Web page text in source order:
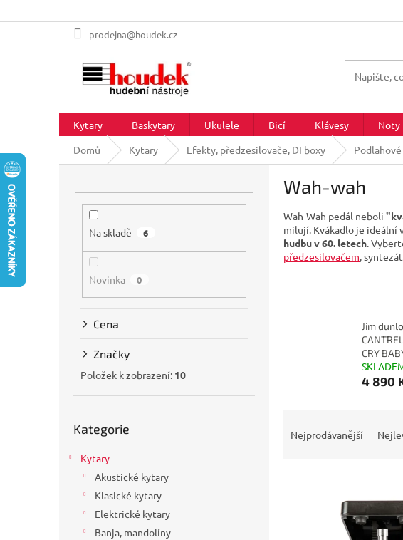
na
prodejna@houdek.cz
Kytary Baskytary Ukulele Bicí Klávesy Noty
Domů
Kytary Efekty, předzesilovače, DI boxy
Na skladě 6
Novinka 0
Cena
Značky
Položek k zobrazení: 10
kategorie
Kategorie
Kytary
Akustické kytary
Klasické kytary
Elektrické kytary
Banja, mandolíny
Wah-wah
Wah-Wah pedál neboli
milují. Kvákadlo je ideální
hudbu v 60. letech.
předzesilovačem,
Jim
CRY
4 890
Nejprodávanější